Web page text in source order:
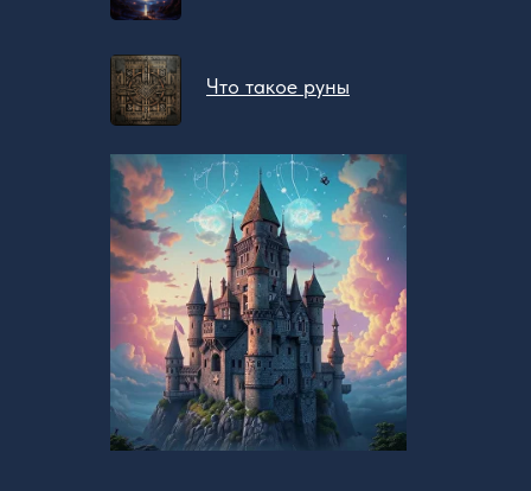
Что такое руны
@zovsevera
@zovsevera
О
Бесплатное обучение
Программа
Блог
Отзывы